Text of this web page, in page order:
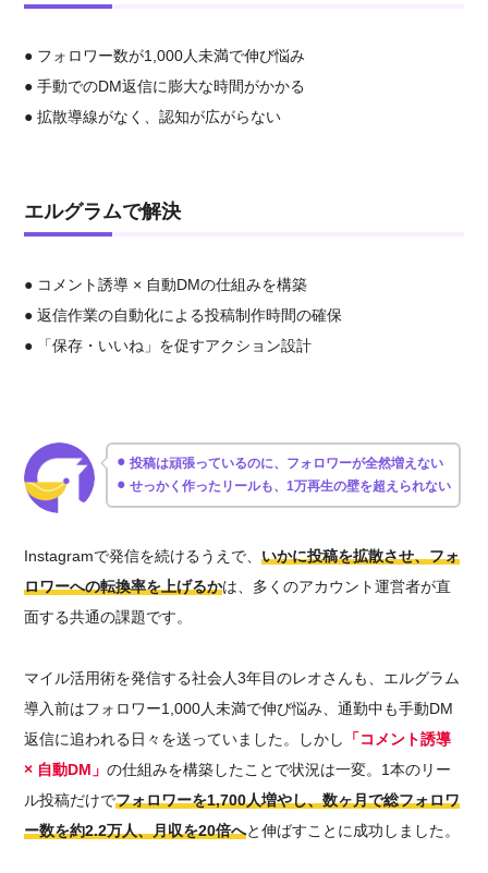
● フォロワー数が1,000人未満で伸び悩み
● 手動でのDM返信に膨大な時間がかかる
● 拡散導線がなく、認知が広がらない
エルグラムで解決
● コメント誘導 × 自動DMの仕組みを構築
● 返信作業の自動化による投稿制作時間の確保
● 「保存・いいね」を促すアクション設計
⚫︎ 投稿は頑張っているのに、フォロワーが全然増えない
⚫︎ せっかく作ったリールも、1万再生の壁を超えられない
Instagramで発信を続けるうえで、いかに投稿を拡散させ、フォ
ロワーへの転換率を上げるかは、多くのアカウント運営者が直
面する共通の課題です。
マイル活用術を発信する社会人3年目のレオさんも、エルグラム
導入前はフォロワー1,000人未満で伸び悩み、通勤中も手動DM
返信に追われる日々を送っていました。しかし
「コメント誘導
× 自動DM」の仕組みを構築したことで状況は一変。1本のリー
ル投稿だけでフォロワーを1,700人増やし、数ヶ月で総フォロワ
ー数を約2.2万人、月収を20倍へと伸ばすことに成功しました。